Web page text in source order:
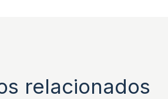
relacionados